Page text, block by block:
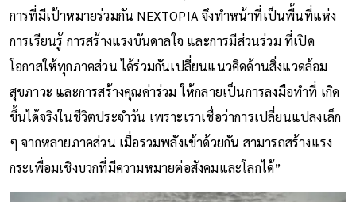
การที่มีเป้าหมายร่วมกัน NEXTOPIA จึงทำหน้าที่เป็นพื้นที่แห่ง
การเรียนรู้ การสร้างแรงบันดาลใจ และการมีส่วนร่วม ที่เปิด
โอกาสให้ทุกภาคส่วน ได้ร่วมกันเปลี่ยนแนวคิดด้านสิ่งแวดล้อม
สุขภาวะ และการสร้างคุณค่าร่วม ให้กลายเป็นการลงมือทำที่ เกิด
ขึ้นได้จริงในชีวิตประจำวัน เพราะเราเชื่อว่าการเปลี่ยนแปลงเล็ก
ๆ จากหลายภาคส่วน เมื่อรวมพลังเข้าด้วยกัน สามารถสร้างแรง
กระเพื่อมเชิงบวกที่มีความหมายต่อสังคมและโลกได้”